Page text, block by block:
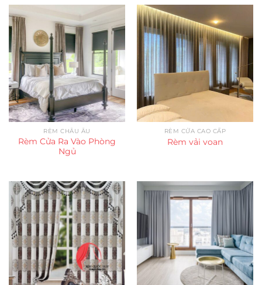
RÈM CHÂU ÂU
Rèm Cửa Ra Vào Phòng
Ngủ
RÈM CỬA CAO CẤP
Rèm vải voan